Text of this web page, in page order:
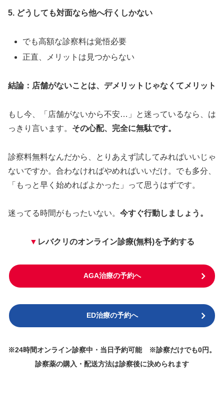
5. どうしても対面なら他へ行くしかない
でも高額な診察料は覚悟必要
正直、メリットは見つからない
結論：店舗がないことは、デメリットじゃなくてメリット
もし今、「店舗がないから不安…」と迷っているなら、は
っきり言います。 その心配、完全に無駄です。
診察料無料なんだから、とりあえず試してみればいいじゃ
ないですか。合わなければやめればいいだけ。でも多分、
「もっと早く始めればよかった」って思うはずです。
迷ってる時間がもったいない。 今すぐ行動しましょう。
▼ レバクリのオンライン診療(無料)を予約する
AGA治療の予約へ
ED治療の予約へ
※24時間オンライン診察中・当日予約可能 ※診察だけでも0円。
診察薬の購入・配送方法は診察後に決められます